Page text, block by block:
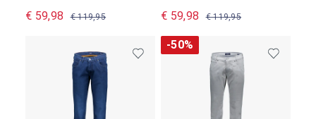
€ 59,98 € 119,95 € 59,98 € 119,95
-50%